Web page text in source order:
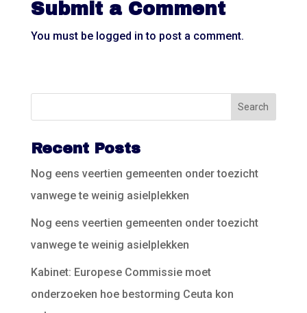
Submit a Comment
You must be logged in to post a comment.
Recent Posts
Nog eens veertien gemeenten onder toezicht
vanwege te weinig asielplekken
Nog eens veertien gemeenten onder toezicht
vanwege te weinig asielplekken
Kabinet: Europese Commissie moet
onderzoeken hoe bestorming Ceuta kon